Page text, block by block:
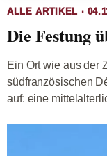
ALLE ARTIKEL ·
Die Festung
Ein Ort wie aus der
südfranzösischen
auf: eine